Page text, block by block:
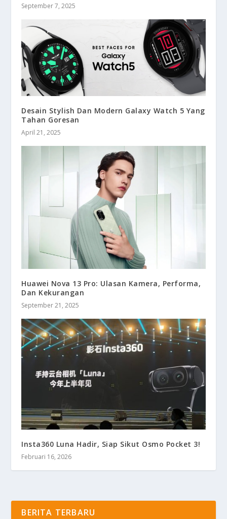
September 7, 2025
Desain Stylish Dan Modern Galaxy Watch 5 Yang
Tahan Goresan
April 21, 2025
Huawei Nova 13 Pro: Ulasan Kamera, Performa,
Dan Kekurangan
September 21, 2025
Insta360 Luna Hadir, Siap Sikut Osmo Pocket 3!
Februari 16, 2026
BERITA TERBARU